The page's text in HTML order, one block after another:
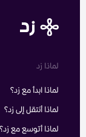
لماذا زد
لماذا ابدأ مع زد؟
لماذا أنتقل إلى زد؟
لماذا أتوسع مع زد؟